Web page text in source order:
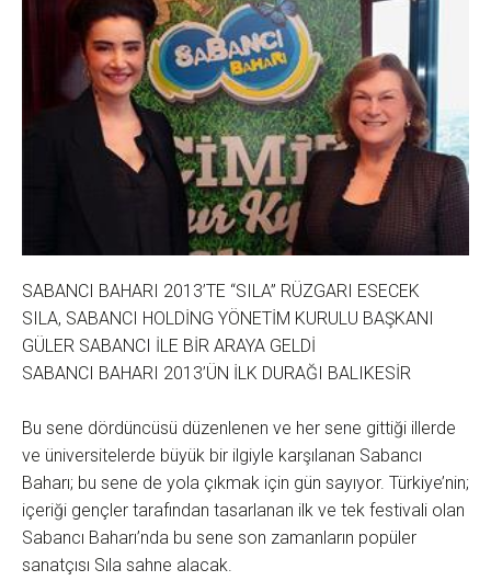
SABANCI BAHARI 2013’TE “SILA” RÜZGARI ESECEK
SILA, SABANCI HOLDİNG YÖNETİM KURULU BAŞKANI
GÜLER SABANCI İLE BİR ARAYA GELDİ
SABANCI BAHARI 2013’ÜN İLK DURAĞI BALIKESİR
Bu sene dördüncüsü düzenlenen ve her sene gittiği illerde
ve üniversitelerde büyük bir ilgiyle karşılanan Sabancı
Baharı; bu sene de yola çıkmak için gün sayıyor. Türkiye’nin;
içeriği gençler tarafından tasarlanan ilk ve tek festivali olan
Sabancı Baharı’nda bu sene son zamanların popüler
sanatçısı Sıla sahne alacak.